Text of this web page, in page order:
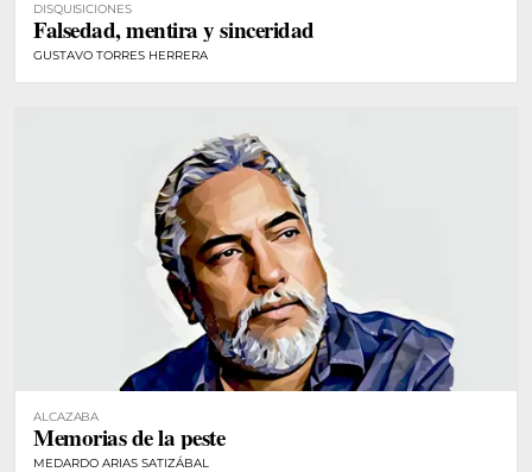
DISQUISICIONES
Falsedad, mentira y sinceridad
GUSTAVO TORRES HERRERA
ALCAZABA
Memorias de la peste
MEDARDO ARIAS SATIZÁBAL